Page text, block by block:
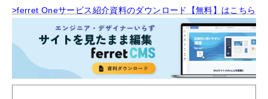
>ferret Oneサービス紹介資料のダウンロード【無料】はこちら